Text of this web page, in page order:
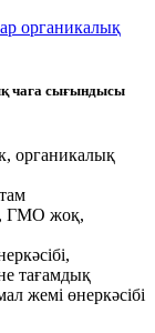
чага сығындысы
органикалық
ГМО жоқ,
тағамдық
жемі өнеркәсібі